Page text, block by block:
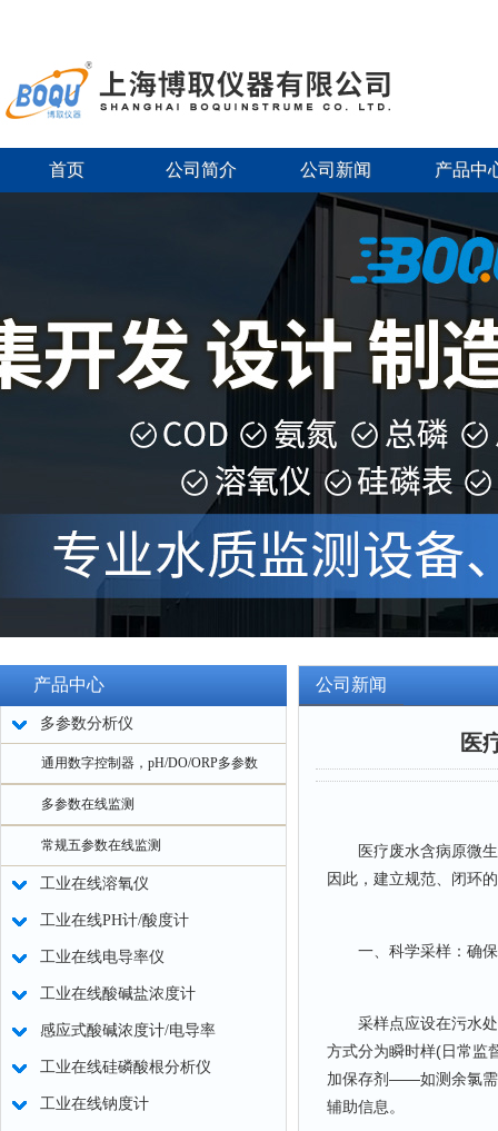
首页 公司简介 公司新闻 产品中
产品中心
多参数分析仪
通用数字控制器，pH/DO/ORP多参数
多参数在线监测
常规五参数在线监测
工业在线溶氧仪
工业在线PH计/酸度计
工业在线电导率仪
工业在线酸碱盐浓度计
感应式酸碱浓度计/电导率
工业在线硅磷酸根分析仪
工业在线钠度计
公司新闻
医
医疗废水含病原微生
因此，建立规范、闭环的
一、科学采样：确保
采样点应设在污水处
方式分为瞬时样(日常监
加保存剂——如测余氯需
辅助信息。